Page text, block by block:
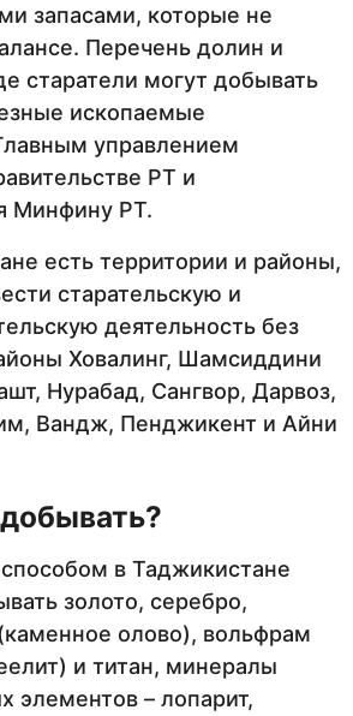
запасами, которые не
Перечень долин и
старатели могут добывать
ископаемые
управлением
РТ и
Минфину РТ.
есть территории и районы,
старательскую и
деятельность без
Ховалинг, Шамсиддини
Нурабад, Сангвор, Дарвоз,
Вандж, Пенджикент и Айни
в Таджикистане
золото, серебро,
олово), вольфрам
и титан, минералы
элементов – лопарит,